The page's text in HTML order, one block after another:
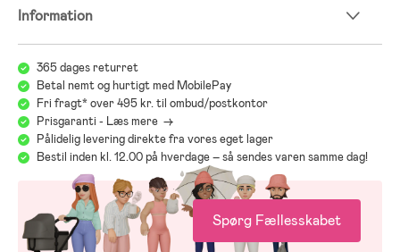
Information
365 dages returret
Betal nemt og hurtigt med MobilePay
Fri fragt* over 495 kr. til ombud/postkontor
Prisgaranti - Læs mere ->
Pålidelig levering direkte fra vores eget lager
Bestil inden kl. 12.00 på hverdage – så sendes varen samme dag!
Spørg Fællesskabet